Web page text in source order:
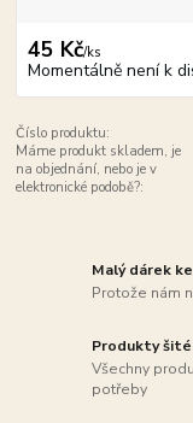
45 Kč/ks
Momentálně není k
Číslo produktu:
Máme produkt skladem, je
na objednání, nebo je v
elektronické podobě?:
Malý dárek
Protože nám
Produkty šité
Všechny
potřeby